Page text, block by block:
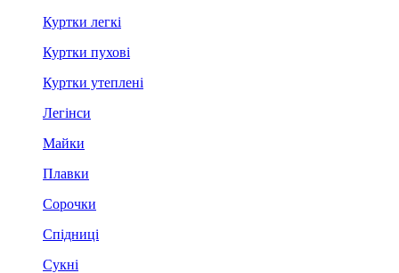
Куртки легкі
Куртки пухові
Куртки утеплені
Легінси
Майки
Плавки
Сорочки
Спідниці
Сукні